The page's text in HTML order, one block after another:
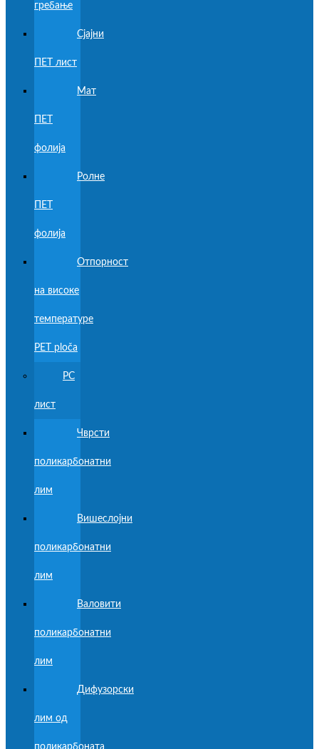
гребање
Сјајни
ПЕТ лист
Мат
ПЕТ
фолија
Ролне
ПЕТ
фолија
Отпорност
на високе
температуре
PET ploča
PC
лист
Чврсти
поликарбонатни
лим
Вишеслојни
поликарбонатни
лим
Валовити
поликарбонатни
лим
Дифузорски
лим од
поликарбоната